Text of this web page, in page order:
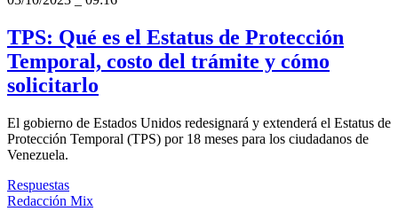
TPS: Qué es el Estatus de Protección
Temporal, costo del trámite y cómo
solicitarlo
El gobierno de Estados Unidos redesignará y extenderá el Estatus de
Protección Temporal (TPS) por 18 meses para los ciudadanos de
Venezuela.
Respuestas
Redacción Mix